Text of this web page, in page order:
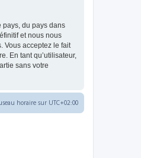
pays, du pays dans
et nous nous
Vous acceptez le fait
En tant qu’utilisateur,
sans votre
horaire sur UTC+02:00